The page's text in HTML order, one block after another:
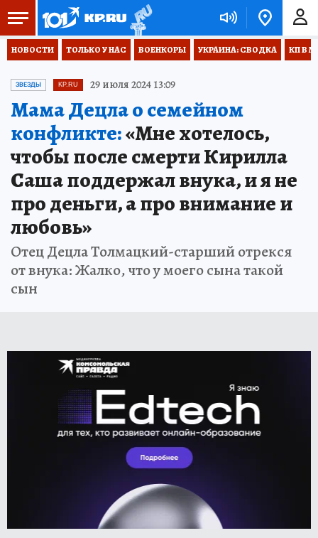
НОВОСТИ ТОЛЬКО У НАС ВОЕНКОРЫ УКРАИНА: СВОДКА КП В
ЗВЕЗДЫ KP.RU 29 июля 2024 13:09
Мама Децла о семейном
конфликте:«Мне хотелось,
чтобы после смерти Кирилла
Саша поддержал внука, и я не
про деньги, а про внимание и
любовь»
Отец Децла Толмацкий-старший отрекся
от внука: Жалко, что у моего сына такой
сын